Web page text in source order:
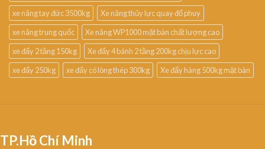
xe nâng tay đức 3500kg
Xe nâng thủy lực quay đổ phuy
xe nâng trung quốc
Xe nâng WP1000 mặt bàn chất lượng cao
xe đẩy 2 tầng 150kg
Xe đẩy 4 bánh 2 tầng 200kg chịu lực cao
xe đẩy 250kg
xe đẩy có lòng thép 300kg Xe đẩy hàng 500kg mặt bàn
TP.Hồ Chí Minh